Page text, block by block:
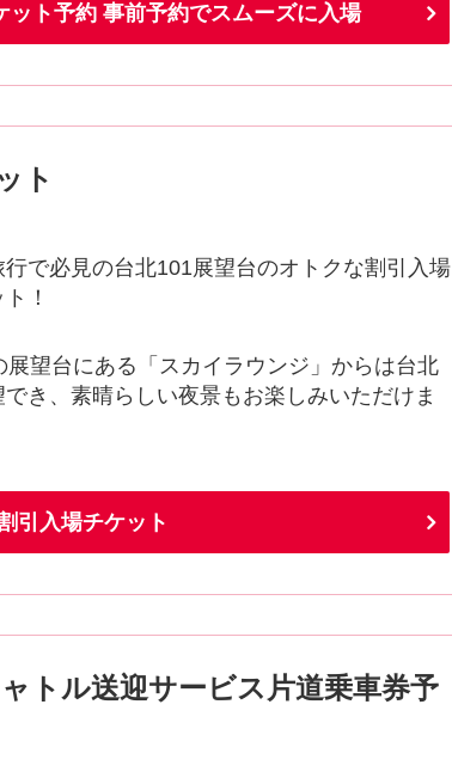
ト予約 事前予約でスムーズに入場
ト
行で必見の台北101展望台のオトクな割引入場
！
展望台にある「スカイラウンジ」からは台北
でき、素晴らしい夜景もお楽しみいただけま
引入場チケット
トル送迎サービス片道乗車券予